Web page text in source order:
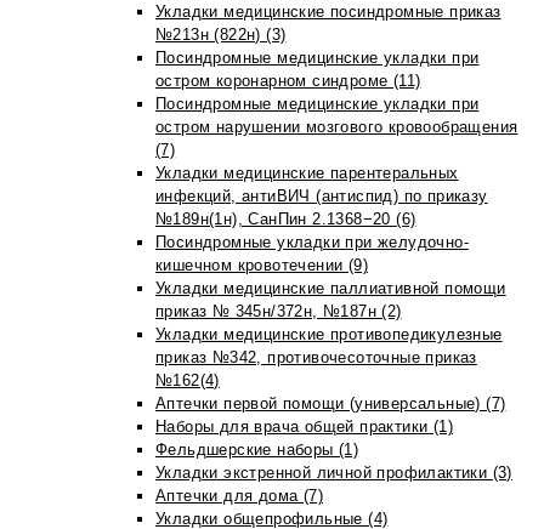
Укладки медицинские посиндромные приказ
№213н (822н) (3)
Посиндромные медицинские укладки при
остром коронарном синдроме (11)
Посиндромные медицинские укладки при
остром нарушении мозгового кровообращения
(7)
Укладки медицинские парентеральных
инфекций, антиВИЧ (антиспид) по приказу
№189н(1н), СанПин 2.1368−20 (6)
Посиндромные укладки при желудочно-
кишечном кровотечении (9)
Укладки медицинские паллиативной помощи
приказ № 345н/372н, №187н (2)
Укладки медицинские противопедикулезные
приказ №342, противочесоточные приказ
№162(4)
Аптечки первой помощи (универсальные) (7)
Наборы для врача общей практики (1)
Фельдшерские наборы (1)
Укладки экстренной личной профилактики (3)
Аптечки для дома (7)
Укладки общепрофильные (4)